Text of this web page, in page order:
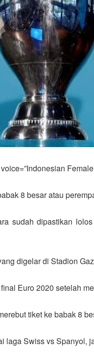
8 besar atau
sudah dipastikan
digelar di Stadion
Euro 2020 setelah
tiket ke babak 8
laga Swiss vs Spanyol,